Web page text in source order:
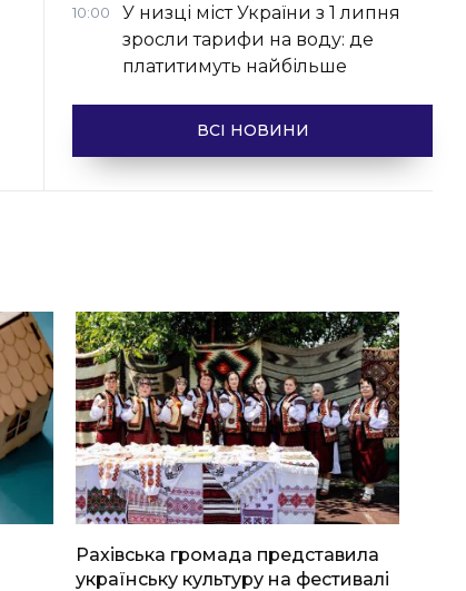
10:00
У низці міст України з 1 липня
зросли тарифи на воду: де
платитимуть найбільше
ВСІ НОВИНИ
Рахівська громада представила
українську культуру на фестивалі